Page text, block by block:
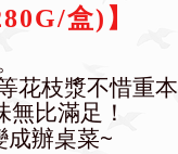
盒)】
花枝漿不惜重本
比滿足！
成辦桌菜~